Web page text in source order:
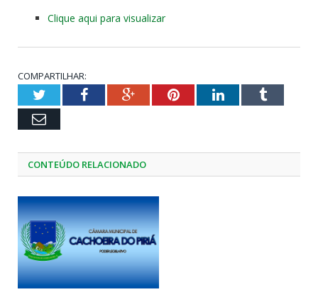
Clique aqui para visualizar
COMPARTILHAR:
TwitterFacebookGoogle+PinterestLinkedInTumblr
Email
CONTEÚDO RELACIONADO